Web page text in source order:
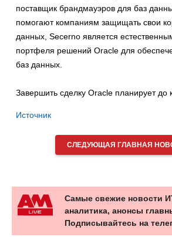
поставщик брандмауэров для баз
помогают компаниям защищать свои
данных, Secerno является
портфеля решений Oracle для
баз данных.
Завершить сделку Oracle планирует до
Источник
СЛЕДУЮЩАЯ ГЛАВНАЯ
Самые свежие новости
аналитика, анонсы
Подписывайтесь на